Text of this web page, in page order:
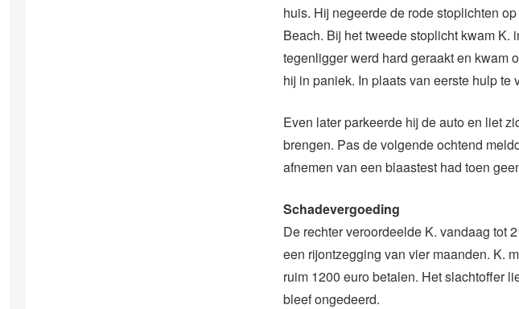
huis. Hij negeerde de rode stoplichten
Beach. Bij het tweede stoplicht kwam K.
tegenligger werd hard geraakt en kwam
hij in paniek. In plaats van eerste hulp te
Even later parkeerde hij de auto en liet
brengen. Pas de volgende ochtend
afnemen van een blaastest had toen
Schadevergoeding
De rechter veroordeelde K. vandaag tot
een rijontzegging van vier maanden. K.
ruim 1200 euro betalen. Het slachtoffer
bleef ongedeerd.